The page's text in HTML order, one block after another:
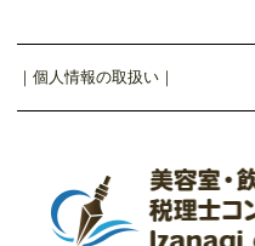
｜ 個人情報の取扱い ｜